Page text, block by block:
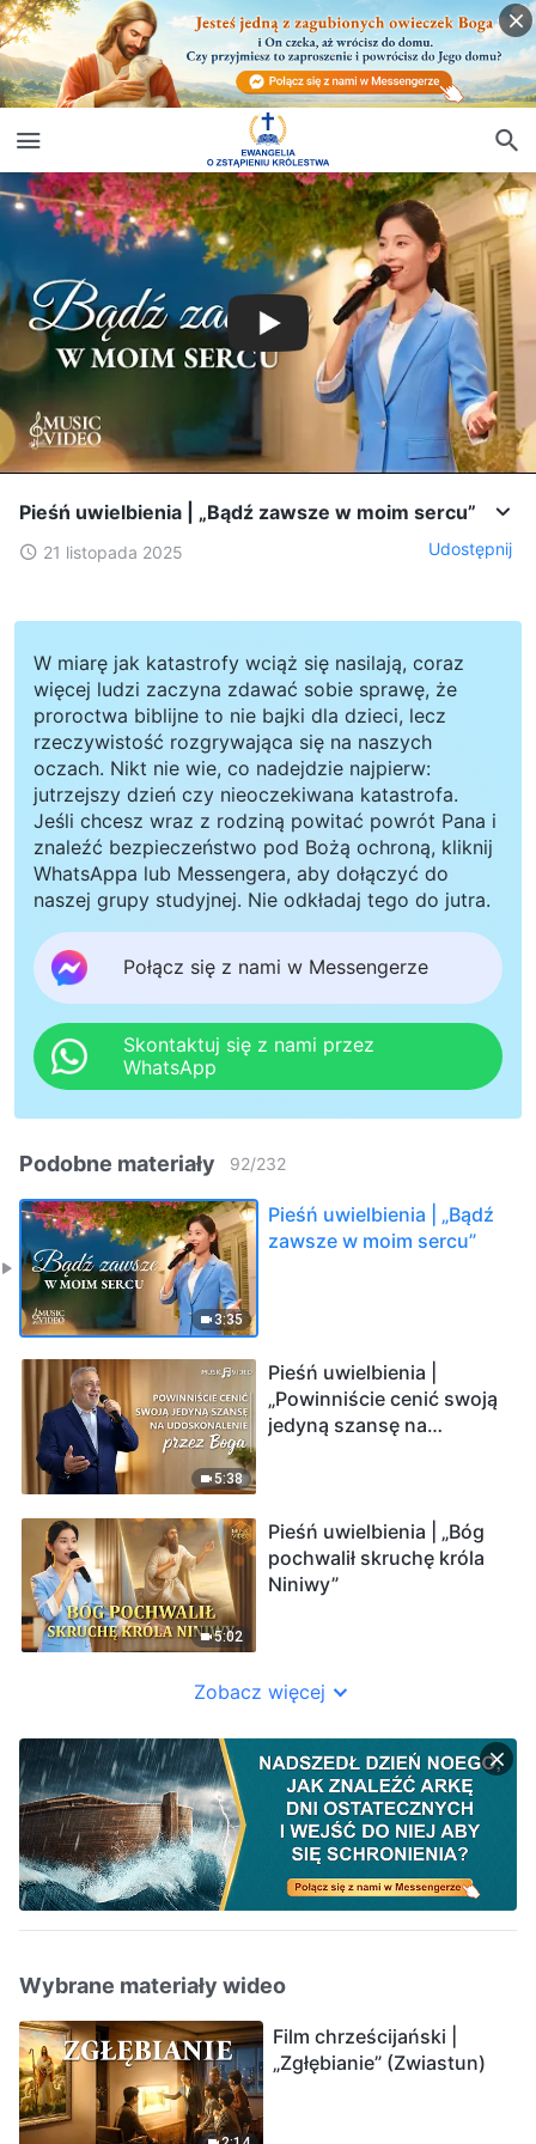
Pieśń uwielbienia | „Bądź zawsze w moim sercu”
21 listopada 2025 Udostępnij
W miarę jak katastrofy wciąż się nasilają, coraz
więcej ludzi zaczyna zdawać sobie sprawę, że
proroctwa biblijne to nie bajki dla dzieci, lecz
rzeczywistość rozgrywająca się na naszych
oczach. Nikt nie wie, co nadejdzie najpierw:
jutrzejszy dzień czy nieoczekiwana katastrofa.
Jeśli chcesz wraz z rodziną powitać powrót Pana i
znaleźć bezpieczeństwo pod Bożą ochroną, kliknij
WhatsAppa lub Messengera, aby dołączyć do
naszej grupy studyjnej. Nie odkładaj tego do jutra.
Połącz się z nami w Messengerze
Skontaktuj się z nami przez
WhatsApp
Podobne materiały 92/232
3:35
Pieśń uwielbienia | „Bądź
zawsze w moim sercu”
5:38
Pieśń uwielbienia |
„Powinniście cenić swoją
jedyną szansę na
5:02
Pieśń uwielbienia | „Bóg
pochwalił skruchę króla
Niniwy”
Zobacz więcej
Wybrane materiały wideo
Film chrześcijański |
„Zgłębianie” (Zwiastun)